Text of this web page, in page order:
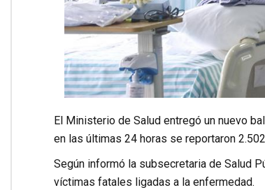
El Ministerio de Salud entregó un nuevo
en las últimas 24 horas se reportaron
Según informó la subsecretaria de Salud
víctimas fatales ligadas a la enfermedad.